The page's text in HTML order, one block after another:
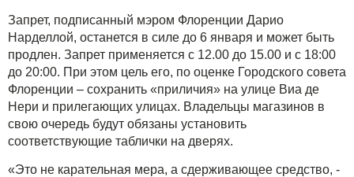
Запрет, подписанный мэром Флоренции Дарио
Нарделлой, останется в силе до 6 января и может быть
продлен. Запрет применяется с 12.00 до 15.00 и с 18:00
до 20:00. При этом цель его, по оценке Городского совета
Флоренции – сохранить «приличия» на улице Виа де
Нери и прилегающих улицах. Владельцы магазинов в
свою очередь будут обязаны установить
соответствующие таблички на дверях.
«Это не карательная мера, а сдерживающее средство, -